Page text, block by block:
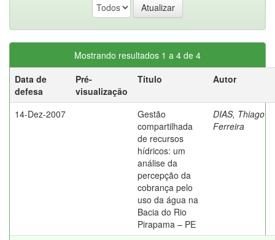
Mostrando resultados 1 a 4 de 4
Data de
defesa
Pré-
visualização
Título Autor
14-Dez-2007
Gestão
compartilhada
de recursos
hídricos: um
análise da
percepção da
cobrança pelo
uso da água na
Bacia do Rio
Pirapama – PE
DIAS, Thiago
Ferreira